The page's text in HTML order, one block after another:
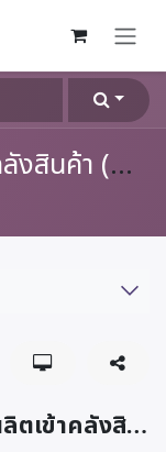
การรับสินค้าจากไลน์ผลิตเข้าคลังสินค้า (WI-STO-022)
VDO การรับสินค้าจากไลน์ผลิตเข้าคลังสินค้า (Receipt FG)